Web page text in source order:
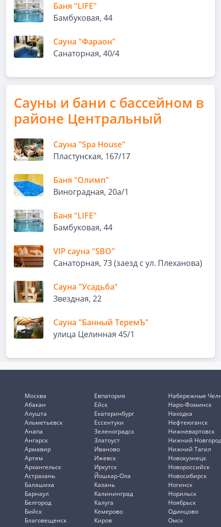
Баня "LIFE"
Бамбуковая, 44
Сауна "Фараон"
Санаторная, 40/4
Сауны и бани с бассейном в
районе Центральный
Сауна "Spa House"
Пластунская, 167/17
Баня "Олимп"
Виноградная, 20а/1
Баня "LIFE"
Бамбуковая, 44
VIP сауна "SBO"
Санаторная, 73 (заезд с ул. Плеханова)
Сауна "Усадьба"
Звездная, 22
Сауна "Банный ТеремЪ"
улица Целинная 45/1
Москва
Абакан
Алушта
Альметьевск
Анапа
Ангарск
Армавир
Артем
Архангельск
Астрахань
Балашиха
Барнаул
Белгород
Бийск
Благовещенск
Евпатория
Ейск
Екатеринбург
Ессентуки
Зеленоградск
Златоуст
Иваново
Ижевск
Иркутск
Йошкар-Ола
Казань
Калининград
Калуга
Кемерово
Киров
Набережные
Наро-Фоминск
Находка
Нефтеюганск
Нижневартовск
Нижний
Нижний Тагил
Новокузнецк
Новороссийск
Новосибирск
Ногинск
Норильск
Ноябрьск
Одинцово
Омск